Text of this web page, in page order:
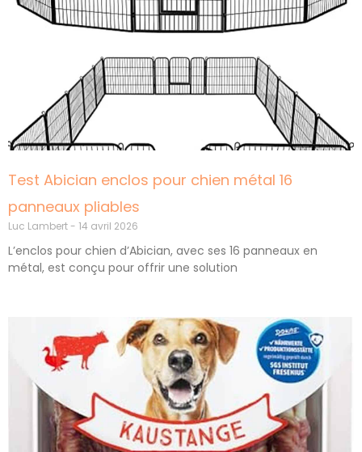
Test Abician enclos pour chien métal 16
panneaux pliables
Luc Lambert 14 avril 2026
L’enclos pour chien d’Abician, avec ses 16 panneaux en
métal, est conçu pour offrir une solution